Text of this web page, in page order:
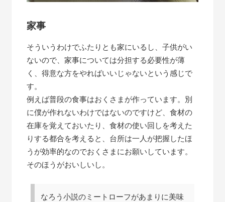
家事
そういうわけでふたりとも家にいるし、子供がい
ないので、家事については分担する必要性が薄
く、得意な方をやればいいじゃないという感じで
す。
例えば普段の食事はおくさまが作っています。別
に僕が作れないわけではないのですけど、食材の
在庫を覚えておいたり、食材の使い回しを考えた
りする都合を考えると、台所は一人が把握したほ
うが効率的なのでおくさまにお願いしています。
そのほうがおいしいし。
なろう小説のミートローフがあまりに美味